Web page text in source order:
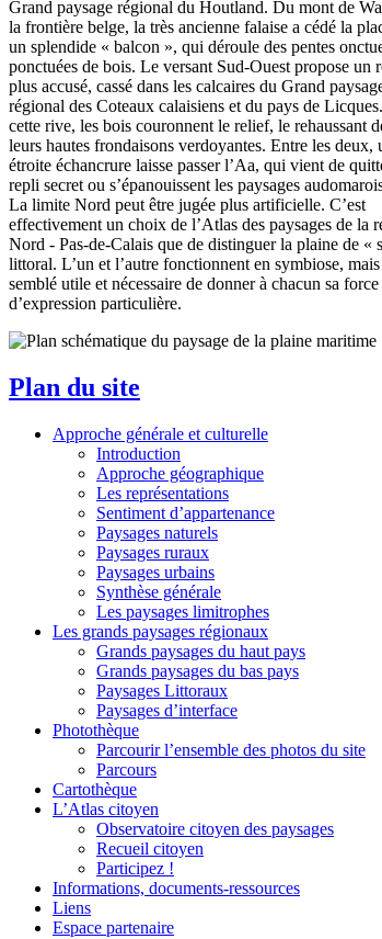
Grand paysage régional du Houtland. Du mont de
la frontière belge, la très ancienne falaise a cédé la
un splendide « balcon », qui déroule des pentes
ponctuées de bois. Le versant Sud-Ouest propose un
plus accusé, cassé dans les calcaires du Grand
régional des Coteaux calaisiens et du pays de
cette rive, les bois couronnent le relief, le rehaussant
leurs hautes frondaisons verdoyantes. Entre les deux,
étroite échancrure laisse passer l’Aa, qui vient de
repli secret ou s’épanouissent les paysages
La limite Nord peut être jugée plus artificielle. C’est
effectivement un choix de l’Atlas des paysages de la
Nord - Pas-de-Calais que de distinguer la plaine de «
littoral. L’un et l’autre fonctionnent en symbiose,
semblé utile et nécessaire de donner à chacun sa force
d’expression particulière.
Plan du site
Approche générale et culturelle
Introduction
Approche géographique
Les représentations
Sentiment d’appartenance
Paysages naturels
Paysages ruraux
Paysages urbains
Synthèse générale
Les paysages limitrophes
Les grands paysages régionaux
Grands paysages du haut pays
Grands paysages du bas pays
Paysages Littoraux
Paysages d’interface
Photothèque
Parcourir l’ensemble des photos du site
Parcours
Cartothèque
L’Atlas citoyen
Observatoire citoyen des paysages
Recueil citoyen
Participez !
Informations, documents-ressources
Liens
Espace partenaire